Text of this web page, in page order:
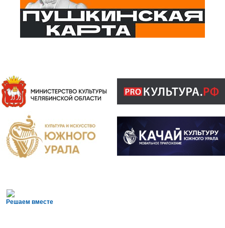
Решаем вместе